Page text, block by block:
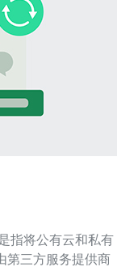
第三方服务提供商